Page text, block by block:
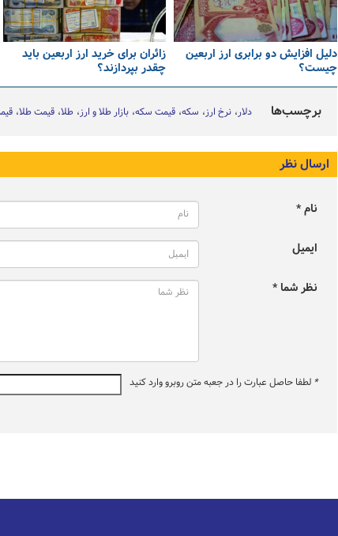
دلیل افزایش دو برابری ارز اربعین
چیست؟
زائران برای خرید ارز اربعین باید
چقدر بپردازند؟
برچسب‌ها دلار نرخ ارز سکه قیمت سکه بازار طلا و ارز طلا قیمت طلا
ارسال نظر
نام *
ایمیل
نظر شما *
* لطفا حاصل عبارت را در جعبه متن روبرو وارد کنید